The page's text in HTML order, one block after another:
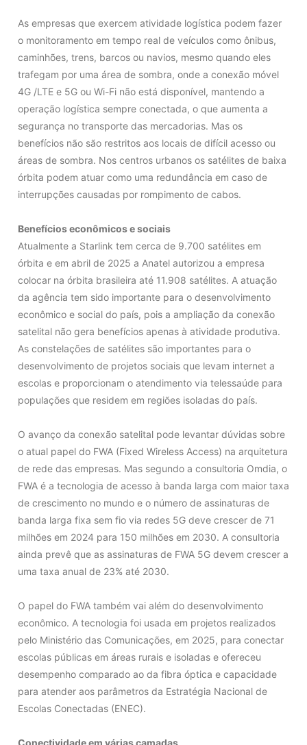
As empresas que exercem atividade logística podem fazer
o monitoramento em tempo real de veículos como ônibus,
caminhões, trens, barcos ou navios, mesmo quando eles
trafegam por uma área de sombra, onde a conexão móvel
4G /LTE e 5G ou Wi-Fi não está disponível, mantendo a
operação logística sempre conectada, o que aumenta a
segurança no transporte das mercadorias. Mas os
benefícios não são restritos aos locais de difícil acesso ou
áreas de sombra. Nos centros urbanos os satélites de baixa
órbita podem atuar como uma redundância em caso de
interrupções causadas por rompimento de cabos.
Benefícios econômicos e sociais
Atualmente a Starlink tem cerca de 9.700 satélites em
órbita e em abril de 2025 a Anatel autorizou a empresa
colocar na órbita brasileira até 11.908 satélites. A atuação
da agência tem sido importante para o desenvolvimento
econômico e social do país, pois a ampliação da conexão
satelital não gera benefícios apenas à atividade produtiva.
As constelações de satélites são importantes para o
desenvolvimento de projetos sociais que levam internet a
escolas e proporcionam o atendimento via telessaúde para
populações que residem em regiões isoladas do país.
O avanço da conexão satelital pode levantar dúvidas sobre
o atual papel do FWA (Fixed Wireless Access) na arquitetura
de rede das empresas. Mas segundo a consultoria Omdia, o
FWA é a tecnologia de acesso à banda larga com maior taxa
de crescimento no mundo e o número de assinaturas de
banda larga fixa sem fio via redes 5G deve crescer de 71
milhões em 2024 para 150 milhões em 2030. A consultoria
ainda prevê que as assinaturas de FWA 5G devem crescer a
uma taxa anual de 23% até 2030.
O papel do FWA também vai além do desenvolvimento
econômico. A tecnologia foi usada em projetos realizados
pelo Ministério das Comunicações, em 2025, para conectar
escolas públicas em áreas rurais e isoladas e ofereceu
desempenho comparado ao da fibra óptica e capacidade
para atender aos parâmetros da Estratégia Nacional de
Escolas Conectadas (ENEC).
Conectividade em várias camadas